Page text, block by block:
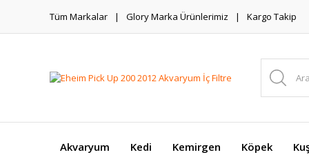
Tüm Markalar Glory Marka Ürünlerimiz Kargo Takip
Akvaryum Kedi Kemirgen Köpek